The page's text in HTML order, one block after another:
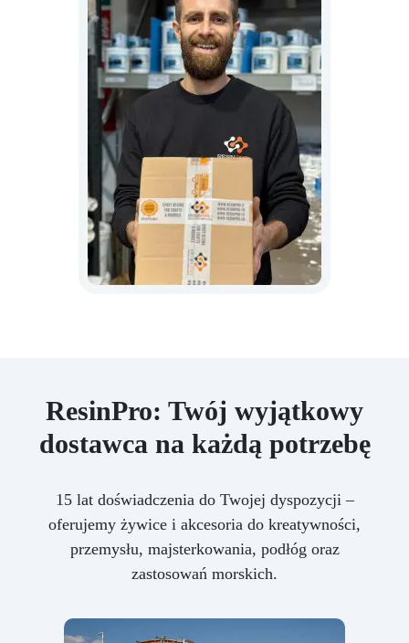
ResinPro: Twój wyjątkowy
dostawca na każdą potrzebę
15 lat doświadczenia do Twojej dyspozycji –
oferujemy żywice i akcesoria do kreatywności,
przemysłu, majsterkowania, podłóg oraz
zastosowań morskich.